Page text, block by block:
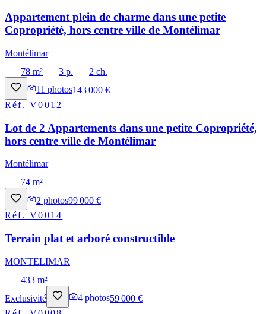
Appartement plein de charme dans une petite
Copropriété, hors centre ville de Montélimar
Montélimar
78 m²
3 p.
2 ch.
11 photos143 000 €
Réf.V0012
Lot de 2 Appartements dans une petite Copropriété,
hors centre ville de Montélimar
Montélimar
74 m²
2 photos99 000 €
Réf.V0014
Terrain plat et arboré constructible
MONTELIMAR
433 m²
Exclusivité
4 photos59 000 €